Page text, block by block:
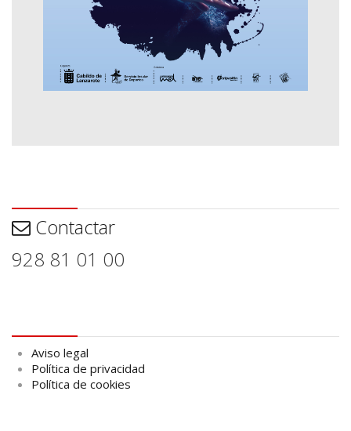
Contactar
928 81 01 00
Aviso legal
Política de privacidad
Política de cookies